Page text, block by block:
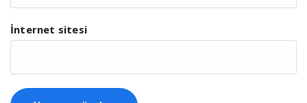
İnternet sitesi